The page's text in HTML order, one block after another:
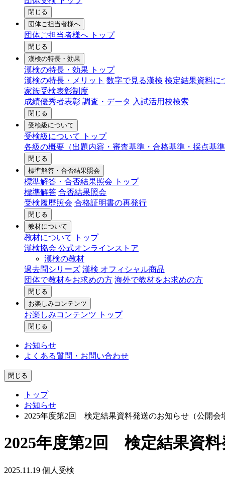
閉じる
団体ご担当者様へ
団体ご担当者様へ トップ
閉じる
漢検の特長・効果
漢検の特長・効果 トップ
漢検の特長・メリット 数字で見る漢検 検定結果資料に
家族受検表彰制度
成績優秀者表彰 調査・データ 入試活用校検索
閉じる
受検級について
受検級について トップ
各級の概要（出題内容・審査基準・合格基準・採点基
閉じる
標準解答・合否結果照会
標準解答・合否結果照会 トップ
標準解答 合否結果照会
受検履歴照会 合格証明書の再発行
閉じる
教材について
教材について トップ
漢検協会 公式オンラインストア
漢検の教材
過去問シリーズ 漢検 オフィシャル商品
団体で教材をお求めの方 海外で教材をお求めの方
閉じる
お楽しみコンテンツ
お楽しみコンテンツ トップ
閉じる
お知らせ
よくある質問・お問い合わせ
閉じる
トップ
お知らせ
2025年度第2回 検定結果資料発送のお知らせ（公開会
2025年度第2回 検定結果資
2025.11.19 個人受検